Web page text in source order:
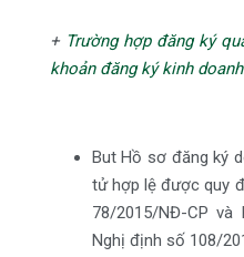
+ Trường hợp đăng ký
khoản đăng ký kinh
But Hồ sơ đăng ký
tử hợp lệ được quy
78/2015/NĐ-CP
Nghị định số 108/